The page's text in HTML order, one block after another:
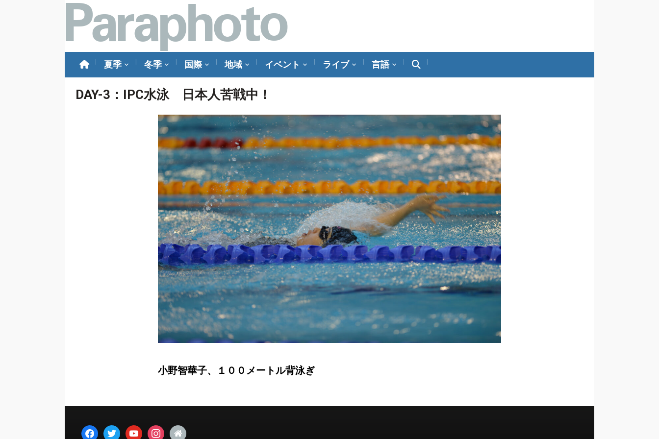
夏季 冬季 国際 地域 イベント ライブ 言語
DAY-3：IPC水泳 日本人苦戦中！
小野智華子、１００メートル背泳ぎ
facebooktwitter youtubeinstagram
home